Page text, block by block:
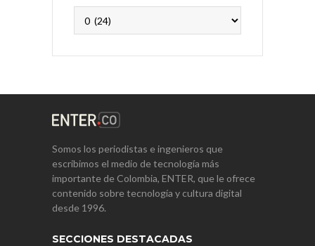
Somos los periodistas e ingenieros que
escribimos el medio de tecnología más
importante de Colombia, ENTER, que le ofrece
contenido sobre tecnología y cultura digital
desde 1996.
SECCIONES DESTACADAS